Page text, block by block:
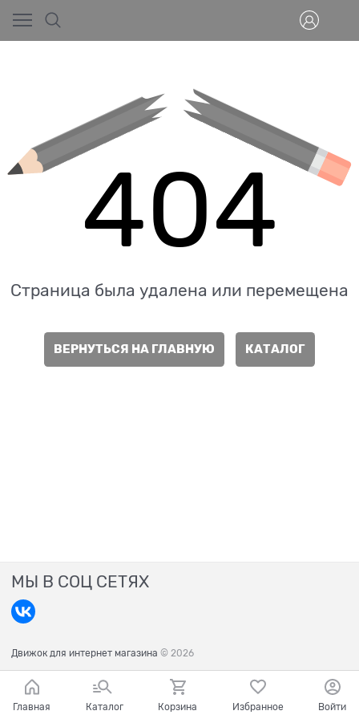
404
Страница была удалена или перемещена
ВЕРНУТЬСЯ НА ГЛАВНУЮ КАТАЛОГ
МЫ В СОЦ СЕТЯХ
Движок для интернет магазина © 2026
Главная Каталог Корзина Избранное Войти